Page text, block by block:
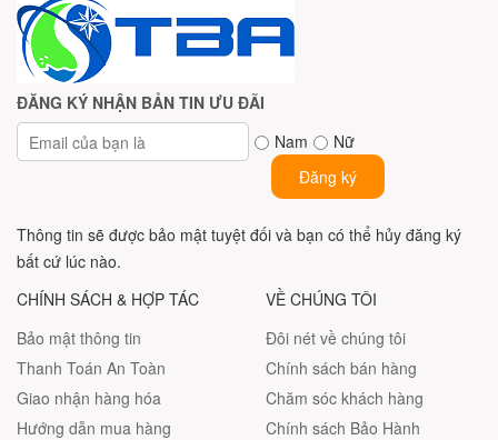
ĐĂNG KÝ NHẬN BẢN TIN ƯU ĐÃI
Nam
Nữ
Đăng ký
Thông tin sẽ được bảo mật tuyệt đối và bạn có thể hủy đăng ký
bất cứ lúc nào.
CHÍNH SÁCH & HỢP TÁC
Bảo mật thông tin
Thanh Toán An Toàn
Giao nhận hàng hóa
Hướng dẫn mua hàng
VỀ CHÚNG TÔI
Đôi nét về chúng tôi
Chính sách bán hàng
Chăm sóc khách hàng
Chính sách Bảo Hành